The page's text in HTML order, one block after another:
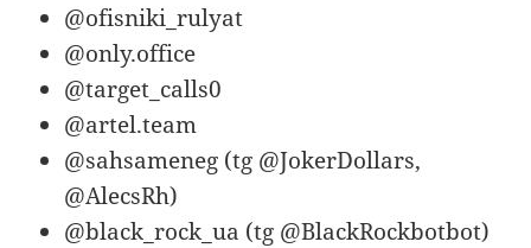
@ofisniki_rulyat
@only.office
@target_calls0
@artel.team
@sahsameneg (tg @JokerDollars,
@AlecsRh)
@black_rock_ua (tg @BlackRockbotbot)